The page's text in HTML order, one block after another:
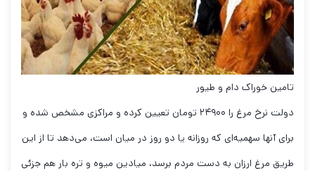
تامین خوراک دام و طیور
دولت نرخ مرغ را ۲۴۹۰۰ تومان تعیین کرده و مراکزی مشخص شده و
برای آنها سهمیه‌ای که روزانه یا دو روز در میان است، می‌دهد تا از این
طریق مرغ ارزان به دست مردم برسد، میادین میوه و تره بار هم جزئی